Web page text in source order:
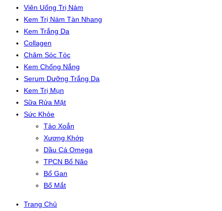
Viên Uống Trị Nám
Kem Trị Nám Tàn Nhang
Kem Trắng Da
Collagen
Chăm Sóc Tóc
Kem Chống Nắng
Serum Dưỡng Trắng Da
Kem Trị Mụn
Sữa Rửa Mặt
Sức Khỏe
Tảo Xoắn
Xương Khớp
Dầu Cá Omega
TPCN Bổ Não
Bổ Gan
Bổ Mắt
Trang Chủ